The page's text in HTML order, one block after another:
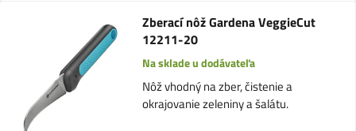
Zberací nôž Gardena VeggieCut
12211-20
Na sklade u dodávateľa
Nôž vhodný na zber, čistenie a
okrajovanie zeleniny a šalátu.